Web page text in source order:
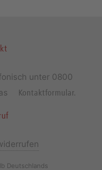
unter 0800
Kontaktformular.
Deutschlands